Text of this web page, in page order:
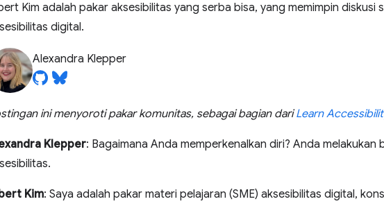
Kim adalah pakar aksesibilitas yang serba bisa, yang memimpin diskusi
digital.
Alexandra Klepper
ini menyoroti pakar komunitas, sebagai bagian dariLearn
Klepper: Bagaimana Anda memperkenalkan diri? Anda melakukan
Kim: Saya adalah pakar materi pelajaran (SME) aksesibilitas digital,